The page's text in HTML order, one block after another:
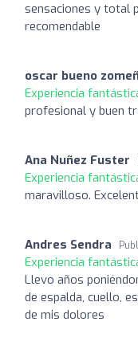
sensaciones y total
recomendable
oscar bueno
Experiencia
profesional y buen
Ana Nuñez Fuster
Experiencia
maravilloso.
Andres Sendra
Experiencia
Llevo años
de espalda, cuello,
de mis dolores